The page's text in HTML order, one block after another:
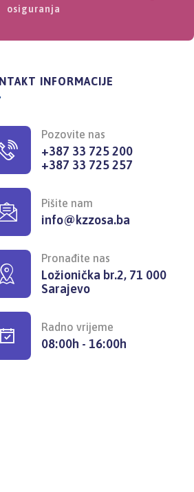
osiguranja
INFORMACIJE
Pozovite nas
+387 33 725 200
+387 33 725 257
Pišite nam
info@kzzosa.ba
Pronađite nas
Ložionička br.2, 71 000
Sarajevo
Radno vrijeme
08:00h - 16:00h